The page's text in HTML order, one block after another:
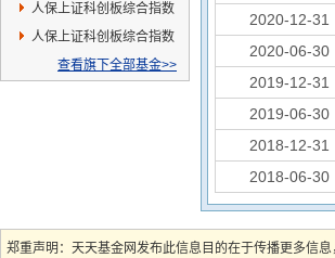
人保上证科创板综合指数
增强C
人保上证科创板综合指数
增强A查看旗下全部基金>>
2020-12-31
2020-06-30
2019-12-31
2019-06-30
2018-12-31
2018-06-30
郑重声明：天天基金网发布此信息目的在于传播更多信